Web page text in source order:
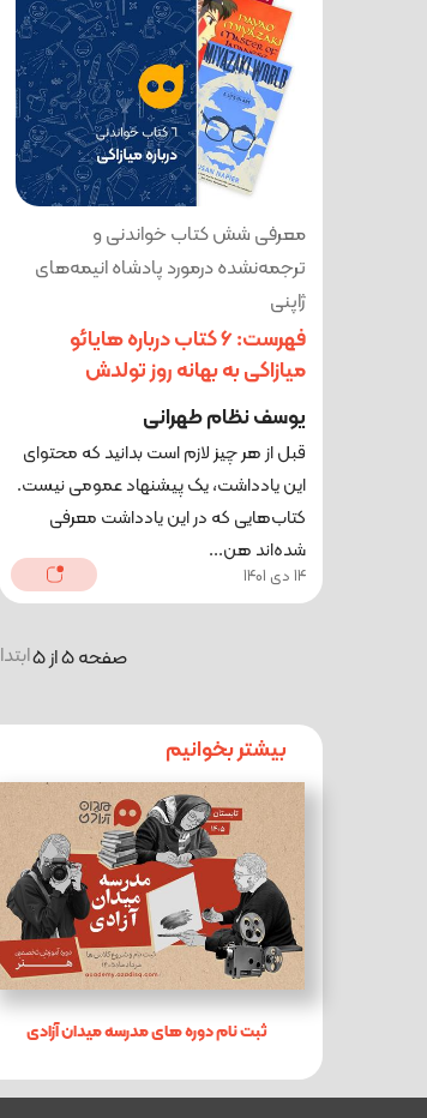
معرفی شش کتاب خواندنی و
ترجمه‌نشده درمورد پادشاه انیمه‌های
ژاپنی
فهرست: 6 کتاب درباره هایائو
میازاکی به بهانه روز تولدش
یوسف نظام طهرانی
قبل از هر چیز لازم است بدانید که محتوای
این یادداشت، یک پیشنهاد عمومی نیست.
کتاب‌هایی که در این یادداشت معرفی
شده‌اند هن...
14 دی 1401
صفحه 5 از 5 ابتدا
بیشتر بخوانیم
ثبت نام دوره های مدرسه میدان آزادی